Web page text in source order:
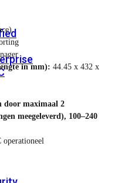
in mm): 44.45 x 432 x
door maximaal 2
meegeleverd), 100–240
operationeel